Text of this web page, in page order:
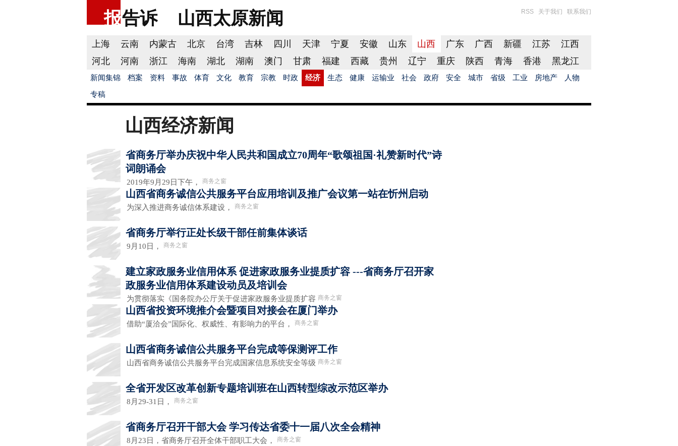
报告诉 山西太原新闻 RSS 关于我们 联系我们
上海 云南 内蒙古 北京 台湾 吉林 四川 天津 宁夏 安徽 山东 山西 广东 广西 新疆 江苏
江西
河北
河南 浙江 海南 湖北 湖南 澳门 甘肃 福建 西藏 贵州 辽宁 重庆 陕西 青海 香港 黑龙江
新闻集锦 档案 资料 事故 体育 文化 教育 宗教 时政 经济 生态 健康 运输业 社会 政府 安全 城市 省级 工业 房地产 人物
专稿
山西经济新闻
省商务厅举办庆祝中华人民共和国成立70周年“歌颂祖国·礼赞新时代”诗
词朗诵会
2019年9月29日下午， 商务之窗
山西省商务诚信公共服务平台应用培训及推广会议第一站在忻州启动
为深入推进商务诚信体系建设， 商务之窗
省商务厅举行正处长级干部任前集体谈话
9月10日， 商务之窗
建立家政服务业信用体系 促进家政服务业提质扩容 ---省商务厅召开家
政服务业信用体系建设动员及培训会
为贯彻落实《国务院办公厅关于促进家政服务业提质扩容 商务之窗
山西省投资环境推介会暨项目对接会在厦门举办
借助“厦洽会”国际化、权威性、有影响力的平台， 商务之窗
山西省商务诚信公共服务平台完成等保测评工作
山西省商务诚信公共服务平台完成国家信息系统安全等级 商务之窗
全省开发区改革创新专题培训班在山西转型综改示范区举办
8月29-31日， 商务之窗
省商务厅召开干部大会 学习传达省委十一届八次全会精神
8月23日，省商务厅召开全体干部职工大会， 商务之窗